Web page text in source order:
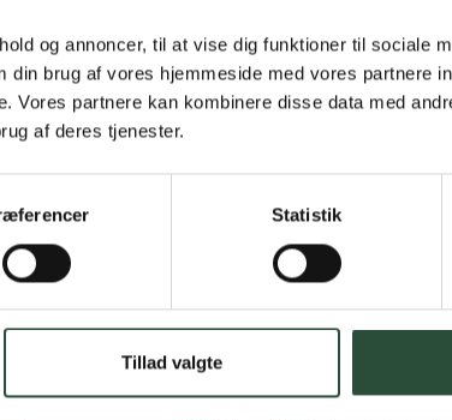
og annoncer, til at vise dig funktioner til sociale
brug af vores hjemmeside med vores partnere
Vores partnere kan kombinere disse data med
af deres tjenester.
Statistik
Tillad valgte
Personlig
Få hjælp til din
Hurtig
Hurtigt leveringen via
Faste lave
Stort udvalg